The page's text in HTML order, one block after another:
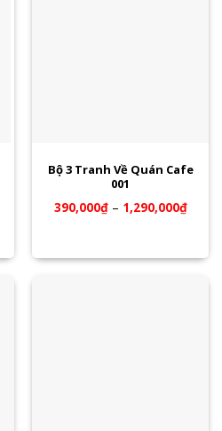
Bộ 3 Tranh Về Quán Cafe
001
390,000₫– 1,290,000₫